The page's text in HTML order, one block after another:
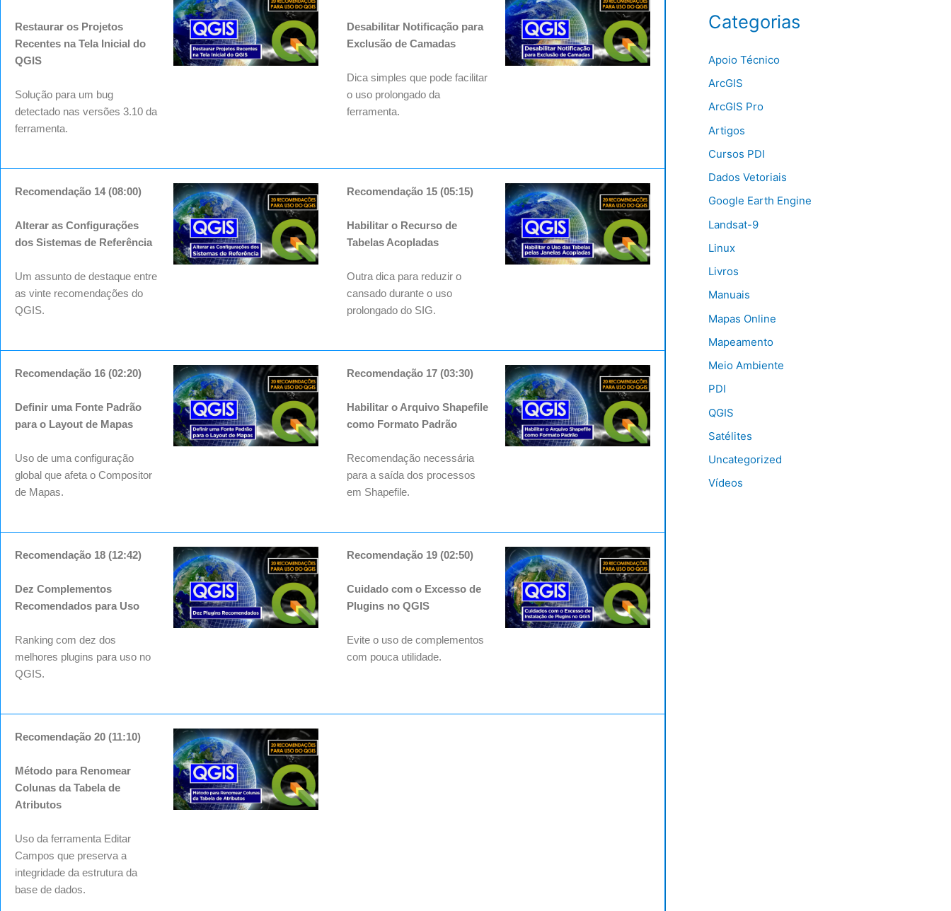
Restaurar os Projetos
Recentes na Tela Inicial do
QGIS
Solução para um bug
detectado nas versões 3.10 da
ferramenta.
Desabilitar Notificação para
Exclusão de Camadas
Dica simples que pode facilitar
o uso prolongado da
ferramenta.
Recomendação 14 (08:00)
Alterar as Configurações
dos Sistemas de Referência
Um assunto de destaque entre
as vinte recomendações do
QGIS.
Recomendação 15 (05:15)
Habilitar o Recurso de
Tabelas Acopladas
Outra dica para reduzir o
cansado durante o uso
prolongado do SIG.
Recomendação 16 (02:20)
Definir uma Fonte Padrão
para o Layout de Mapas
Uso de uma configuração
global que afeta o Compositor
de Mapas.
Recomendação 17 (03:30)
Habilitar o Arquivo Shapefile
como Formato Padrão
Recomendação necessária
para a saída dos processos
em Shapefile.
Recomendação 18 (12:42)
Dez Complementos
Recomendados para Uso
Ranking com dez dos
melhores plugins para uso no
QGIS.
Recomendação 19 (02:50)
Cuidado com o Excesso de
Plugins no QGIS
Evite o uso de complementos
com pouca utilidade.
Recomendação 20 (11:10)
Método para Renomear
Colunas da Tabela de
Atributos
Uso da ferramenta Editar
Campos que preserva a
integridade da estrutura da
base de dados.
Categorias
Apoio Técnico
ArcGIS
ArcGIS Pro
Artigos
Cursos PDI
Dados Vetoriais
Google Earth Engine
Landsat-9
Linux
Livros
Manuais
Mapas Online
Mapeamento
Meio Ambiente
PDI
QGIS
Satélites
Uncategorized
Vídeos